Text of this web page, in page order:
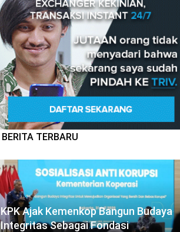
BERITA TERBARU
KPK Ajak Kemenkop Bangun Budaya
Integritas Sebagai Fondasi